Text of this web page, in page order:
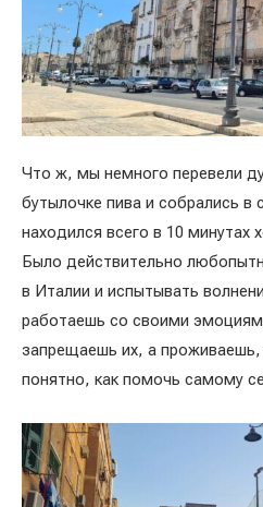
Что ж, мы немного перевели
бутылочке пива и собрались в
находился всего в 10 минутах
Было действительно
в Италии и испытывать
работаешь со своими
запрещаешь их, а проживаешь,
понятно, как помочь самому